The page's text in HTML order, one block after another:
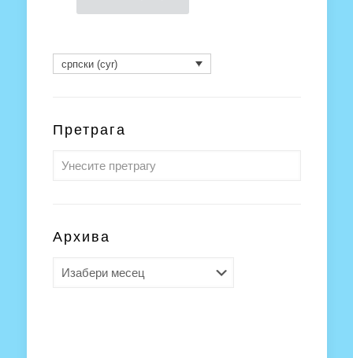
српски (cyr)
Претрага
Архива